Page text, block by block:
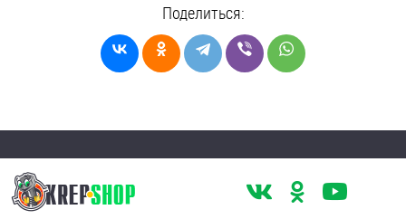
Поделиться: